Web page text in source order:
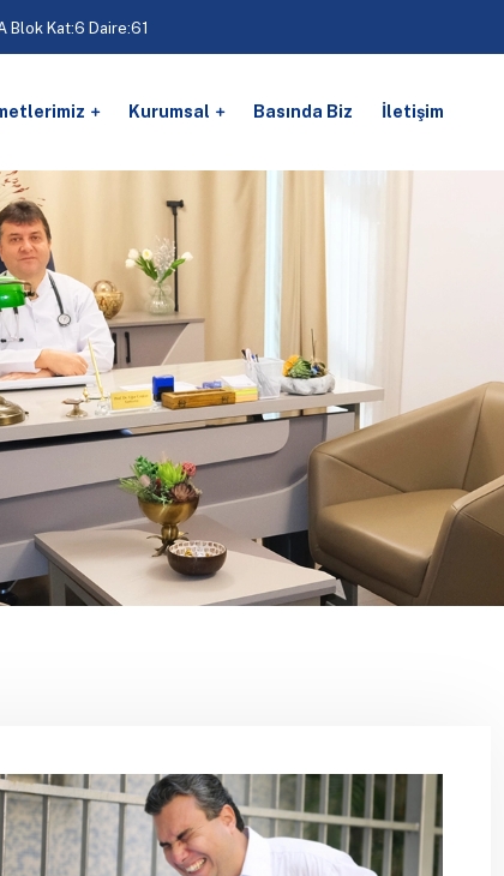
Blok Kat:6 Daire:61
Kurumsal Basında Biz İletişim